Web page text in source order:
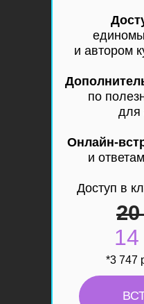
*3 747
и автором
по
для
Онлайн-
и
Доступ в